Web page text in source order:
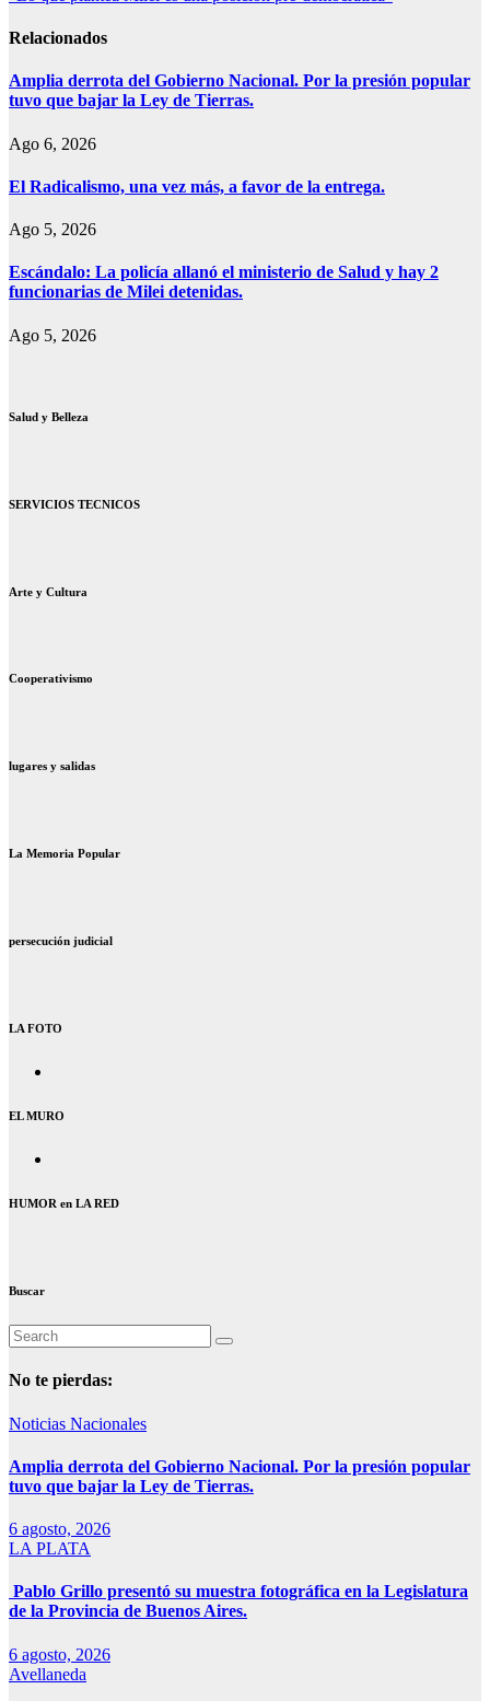
de
entradas
Relacionados
Amplia derrota del Gobierno Nacional. Por la presión popular
tuvo que bajar la Ley de Tierras.
Ago 6, 2026
El Radicalismo, una vez más, a favor de la entrega.
Ago 5, 2026
Escándalo: La policía allanó el ministerio de Salud y hay 2
funcionarias de Milei detenidas.
Ago 5, 2026
Salud y Belleza
SERVICIOS TECNICOS
Arte y Cultura
Cooperativismo
lugares y salidas
La Memoria Popular
persecución judicial
LA FOTO
EL MURO
HUMOR en LA RED
Buscar
No te pierdas:
Noticias Nacionales
Amplia derrota del Gobierno Nacional. Por la presión popular
tuvo que bajar la Ley de Tierras.
6 agosto, 2026
LA PLATA
Pablo Grillo presentó su muestra fotográfica en la Legislatura
de la Provincia de Buenos Aires.
6 agosto, 2026
Avellaneda